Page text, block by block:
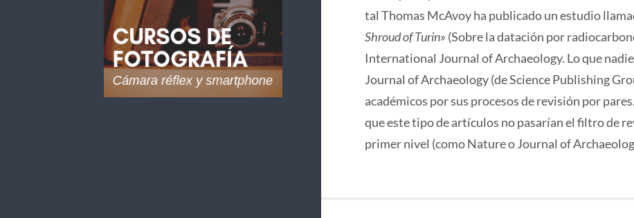
tal Thomas McAvoy ha publicado un estudio
Shroud of Turin» (Sobre la datación por
International Journal of Archaeology. Lo que
Journal of Archaeology (de Science Publishing
académicos por sus procesos de revisión por
que este tipo de artículos no pasarían el filtro de
primer nivel (como Nature o Journal of